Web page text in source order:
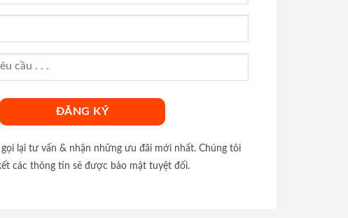
lại tư vấn & nhận những ưu đãi mới nhất. Chúng tôi
các thông tin sẽ được bảo mật tuyệt đối.